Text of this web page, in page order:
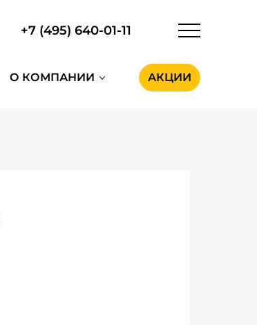
+7 (495) 640-01-11
О КОМПАНИИ АКЦИИ